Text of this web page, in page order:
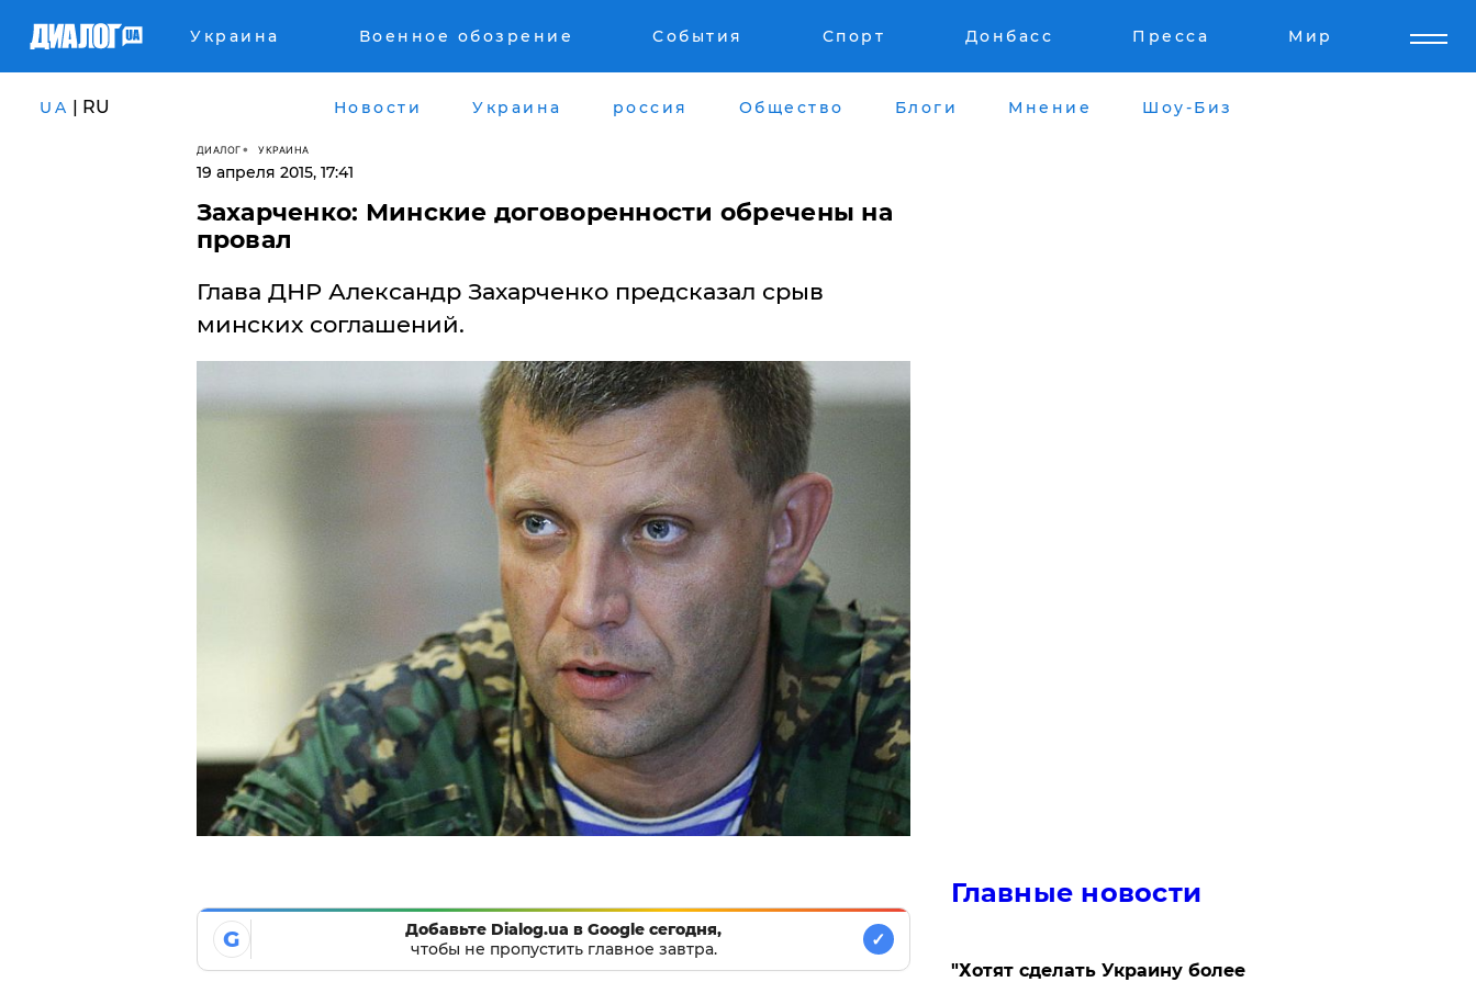
Украина Военное обозрение События Спорт Донбасс Пресса Мир
UA | RU Новости Украина россия Общество Блоги Мнение Шоу-Биз
ДИАЛОГ УКРАИНА
19 апреля 2015, 17:41
Захарченко: Минские договоренности обречены на
провал
Глава ДНР Александр Захарченко предсказал срыв
минских соглашений.
G
Добавьте Dialog.ua в Google сегодня,
чтобы не пропустить главное завтра.
✓
Главные новости
​"Хотят сделать Украину более